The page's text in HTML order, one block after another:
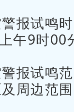
报试鸣时
9时00
报试鸣范
周边范